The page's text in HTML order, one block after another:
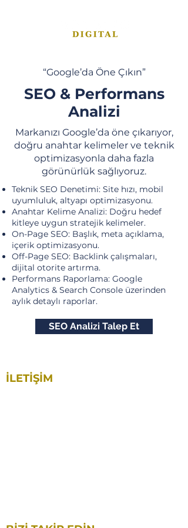
“Google’da Öne Çıkın”
SEO & Performans
Analizi
Markanızı Google’da öne çıkarıyor,
doğru anahtar kelimeler ve teknik
optimizasyonla daha fazla
görünürlük sağlıyoruz.
Teknik SEO Denetimi: Site hızı, mobil
uyumluluk, altyapı optimizasyonu.
Anahtar Kelime Analizi: Doğru hedef
kitleye uygun stratejik kelimeler.
On-Page SEO: Başlık, meta açıklama,
içerik optimizasyonu.
Off-Page SEO: Backlink çalışmaları,
dijital otorite artırma.
Performans Raporlama: Google
Analytics & Search Console üzerinden
aylık detaylı raporlar.
SEO Analizi Talep Et
İLETİŞİM